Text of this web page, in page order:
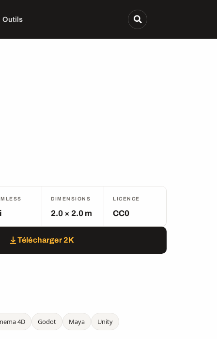
Outils
DIMENSIONS
2.0 × 2.0 m
LICENCE
CC0
Télécharger 2K
4D Godot Maya
Unity